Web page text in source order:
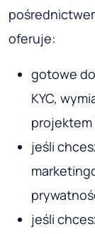
oferuje:
gotowe
KYC,
projektem
jeśli
jeśli